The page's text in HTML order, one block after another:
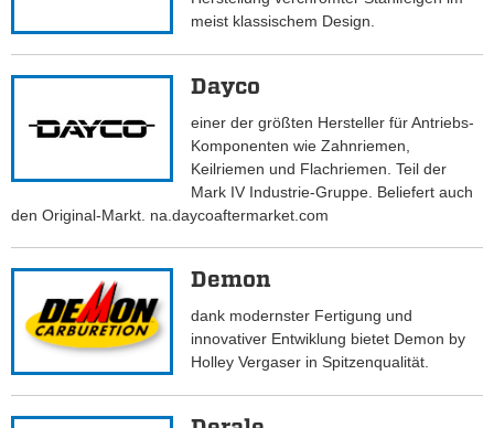
meist klassischem Design.
Dayco
einer der größten Hersteller für Antriebs-
Komponenten wie Zahnriemen,
Keilriemen und Flachriemen. Teil der
Mark IV Industrie-Gruppe. Beliefert auch
den Original-Markt. na.daycoaftermarket.com
Demon
dank modernster Fertigung und
innovativer Entwiklung bietet Demon by
Holley Vergaser in Spitzenqualität.